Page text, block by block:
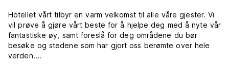
Hotellet vårt tilbyr en varm velkomst til alle våre gjester. Vi
vil prøve å gjøre vårt beste for å hjelpe deg med å nyte vår
fantastiske øy, samt foreslå for deg områdene du bør
besøke og stedene som har gjort oss berømte over hele
verden.